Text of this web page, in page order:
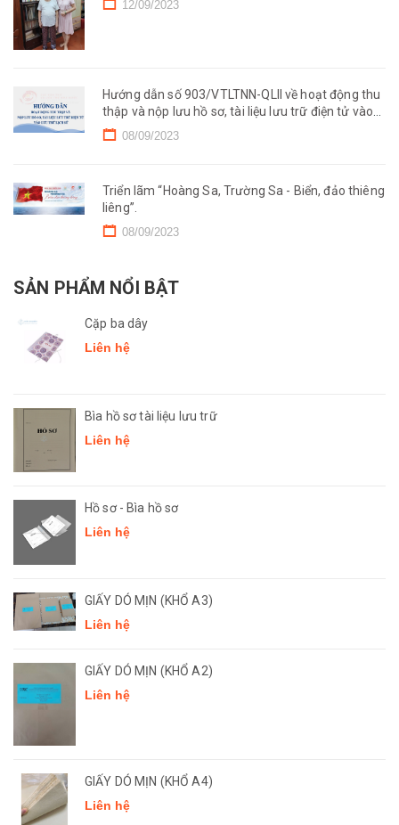
12/09/2023
Hướng dẫn số 903/VTLTNN-QLII về hoạt động thu
thập và nộp lưu hồ sơ, tài liệu lưu trữ điện tử vào
Lưu trữ lịch sử.
08/09/2023
Triển lãm “Hoàng Sa, Trường Sa - Biển, đảo thiêng
liêng”.
08/09/2023
SẢN PHẨM NỔI BẬT
Cặp ba dây
Liên hệ
Bìa hồ sơ tài liệu lưu trữ
Liên hệ
Hồ sơ - Bìa hồ sơ
Liên hệ
GIẤY DÓ MỊN (KHỔ A3)
Liên hệ
GIẤY DÓ MỊN (KHỔ A2)
Liên hệ
GIẤY DÓ MỊN (KHỔ A4)
Liên hệ